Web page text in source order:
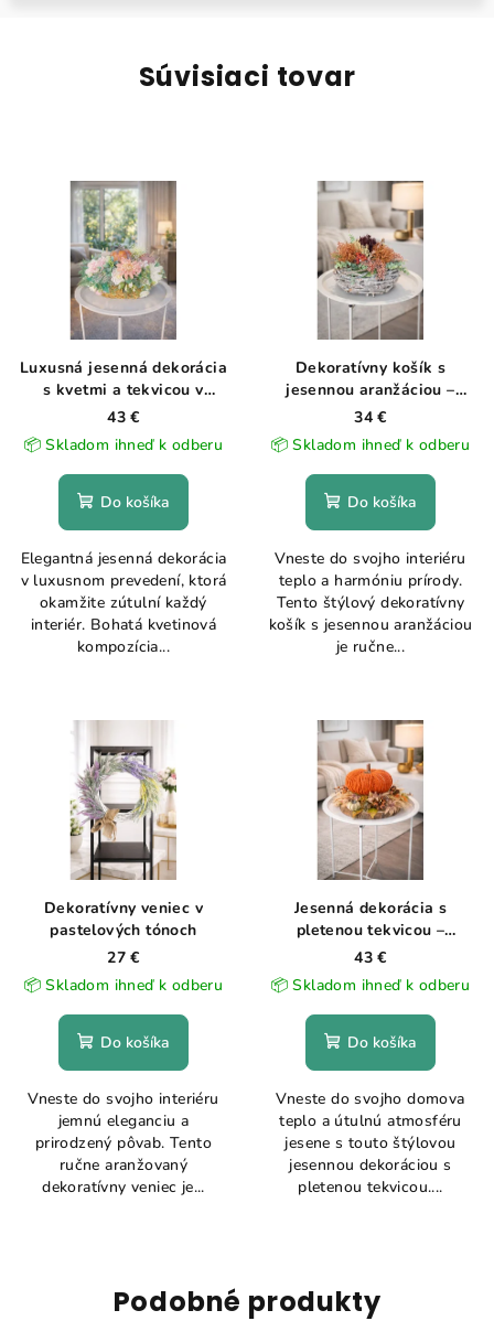
Súvisiaci tovar
Luxusná jesenná dekorácia
s kvetmi a tekvicou v
prútennom košíku
43 €
📦 Skladom ihneď k odberu
Do košíka
Elegantná jesenná dekorácia
v luxusnom prevedení, ktorá
okamžite zútulní každý
interiér. Bohatá kvetinová
kompozícia...
Dekoratívny košík s
jesennou aranžáciou –
prírodný štýl
34 €
📦 Skladom ihneď k odberu
Do košíka
Vneste do svojho interiéru
teplo a harmóniu prírody.
Tento štýlový dekoratívny
košík s jesennou aranžáciou
je ručne...
Dekoratívny veniec v
pastelových tónoch
27 €
📦 Skladom ihneď k odberu
Do košíka
Vneste do svojho interiéru
jemnú eleganciu a
prirodzený pôvab. Tento
ručne aranžovaný
dekoratívny veniec je...
Jesenná dekorácia s
pletenou tekvicou –
prírodný štýl
43 €
📦 Skladom ihneď k odberu
Do košíka
Vneste do svojho domova
teplo a útulnú atmosféru
jesene s touto štýlovou
jesennou dekoráciou s
pletenou tekvicou....
Podobné produkty